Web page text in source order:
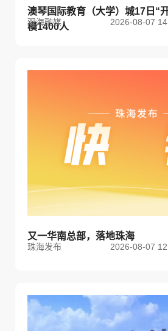
澳琴国际教育（大学）城17日“
模1400人
观海融媒 2026-08-07
又一华南总部，落地珠海
珠海发布 2026-08-07